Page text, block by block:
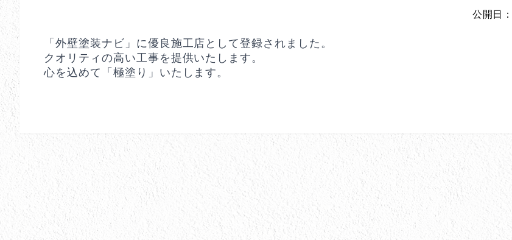
公開日：
「外壁塗装ナビ」に優良施工店として登録されました。
クオリティの高い工事を提供いたします。
心を込めて「極塗り」いたします。